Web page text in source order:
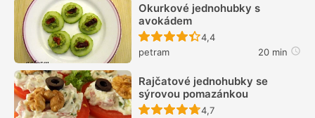
Okurkové jednohubky s
avokádem
Recept ještě nebyl
4,4
petram
20 min
Rajčatové jednohubky se
sýrovou pomazánkou
Recept ještě nebyl
4,7